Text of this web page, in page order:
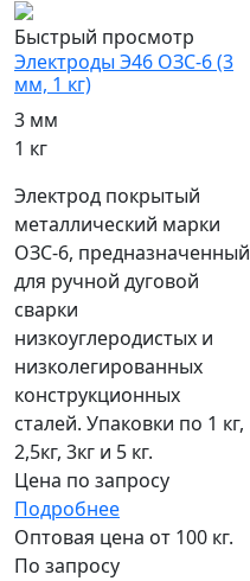
Быстрый просмотр
Электроды Э46 ОЗС-6 (3
мм, 1 кг)
3 мм
1 кг
Электрод покрытый
металлический марки
ОЗС-6, предназначенный
для ручной дуговой
сварки
низкоуглеродистых и
низколегированных
конструкционных
сталей. Упаковки по 1 кг,
2,5кг, 3кг и 5 кг.
Цена по запросу
Подробнее
Оптовая цена от 100 кг.
По запросу